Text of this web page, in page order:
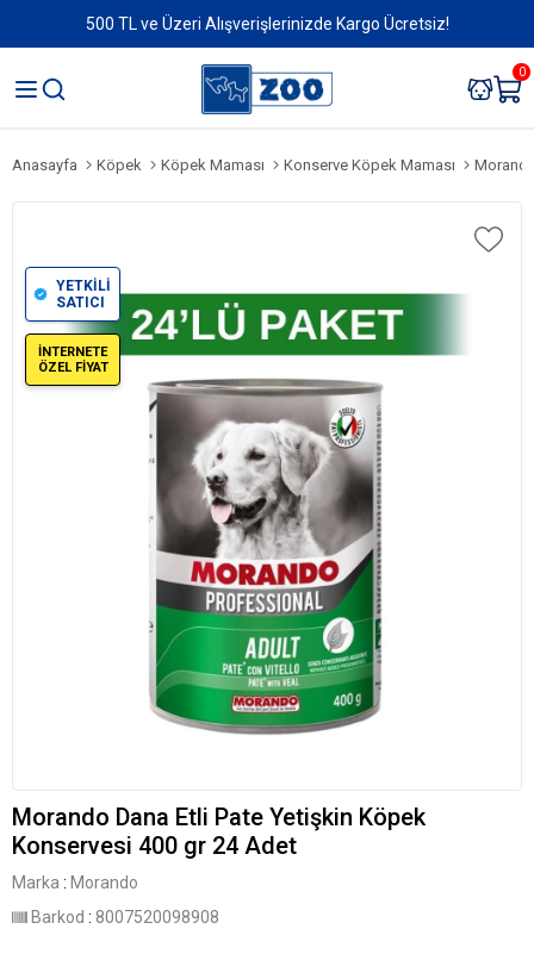
500 TL ve Üzeri Alışverişlerinizde Kargo Ücretsiz!
0
Anasayfa Köpek Köpek Maması Konserve Köpek Maması Morando
YETKİLİ
SATICI
İNTERNETE
ÖZEL FİYAT
Morando Dana Etli Pate Yetişkin Köpek
Konservesi 400 gr 24 Adet
Marka : Morando
Barkod : 8007520098908